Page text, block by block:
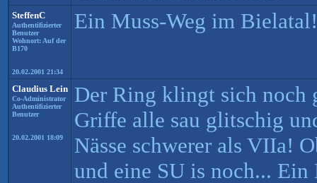
SteffenC
Authentifizierter
Benutzer
Wohnort: Auf der
B170
20.02.2001 21:34
Ein Muss-Weg im Bielatal!
Claudius Lein
Co-Administrator
Authentifizierter
Benutzer
20.02.2001 18:09
Der Ring klingt sich noch
Griffe alle sau glitschig
Nässe schwerer als VIIa!
und eine SU is noch...